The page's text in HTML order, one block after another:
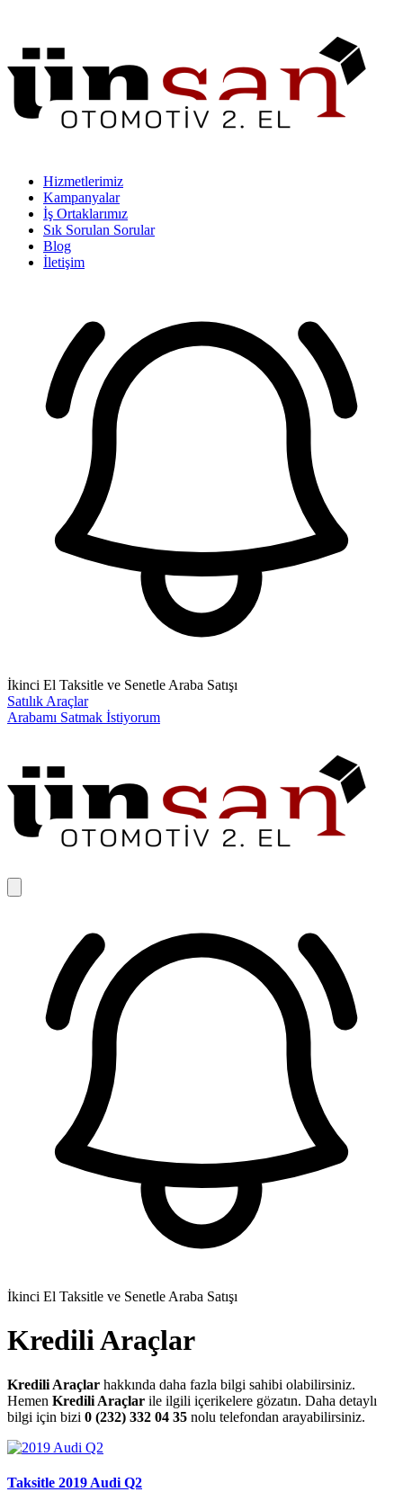
Hizmetlerimiz
Kampanyalar
İş Ortaklarımız
Sık Sorulan Sorular
Blog
İletişim
İkinci El Taksitle ve Senetle Araba Satışı
Satılık Araçlar
Arabamı Satmak İstiyorum
İkinci El Taksitle ve Senetle Araba Satışı
Kredili Araçlar
Kredili Araçlar hakkında daha fazla bilgi sahibi olabilirsiniz.
Hemen Kredili Araçlar ile ilgili içerikelere gözatın. Daha detaylı
bilgi için bizi 0 (232) 332 04 35 nolu telefondan arayabilirsiniz.
Taksitle 2019 Audi Q2